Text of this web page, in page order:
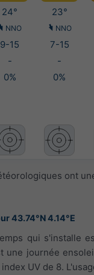
24° 23°
NNO NNO
9-15 7-15
- -
0% 0%
ont
43.74°N 4.14°E
qui s'installe
une journée
UV de 8.